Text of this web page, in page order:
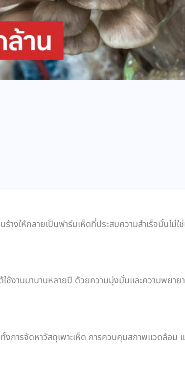
ให้กลายเป็นฟาร์มเห็ดที่ประสบความสำเร็จนั้นไม่ใช่
งานมานานหลายปี ด้วยความมุ่งมั่นและความพยา
ารจัดหาวัสดุเพาะเห็ด การควบคุมสภาพแวดล้อม